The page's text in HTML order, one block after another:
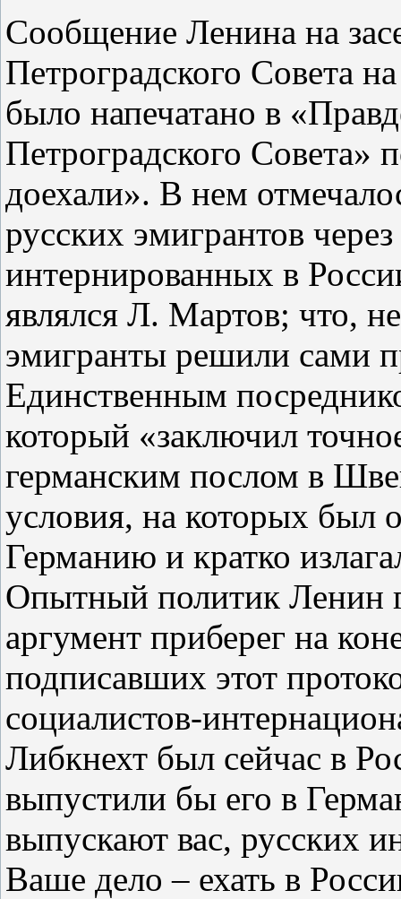
Сообщение Ленина на
Петроградского Совета
было напечатано в
Петроградского Совета»
доехали». В нем
русских эмигрантов
интернированных в
являлся Л. Мартов; что,
эмигранты решили сами
Единственным
который «заключил
германским послом в
условия, на которых был
Германию и кратко
Опытный политик Ленин
аргумент приберег на
подписавших этот
Либкнехт был сейчас в
выпустили бы его в
выпускают вас, русских
Ваше дело – ехать в